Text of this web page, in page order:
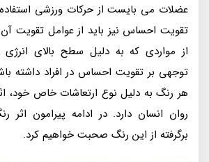
عضلات می بایست از حرکات ورزشی
تقویت احساس نیز باید از عوامل تقویت
از مواردی که به دلیل سطح بالای انرژی
توجهی بر تقویت احساس در افراد داشته
هر رنگ به دلیل نوع ارتعاشات خاص خود،
روان انسان دارد. در ادامه پیرامون اثر
برگرفته از این رنگ صحبت خواهیم کرد.